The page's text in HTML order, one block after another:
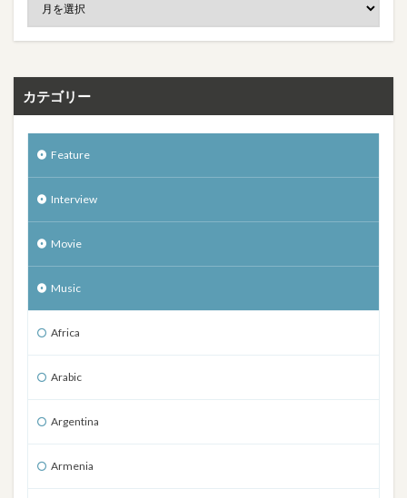
カテゴリー
Feature
Interview
Movie
Music
Africa
Arabic
Argentina
Armenia